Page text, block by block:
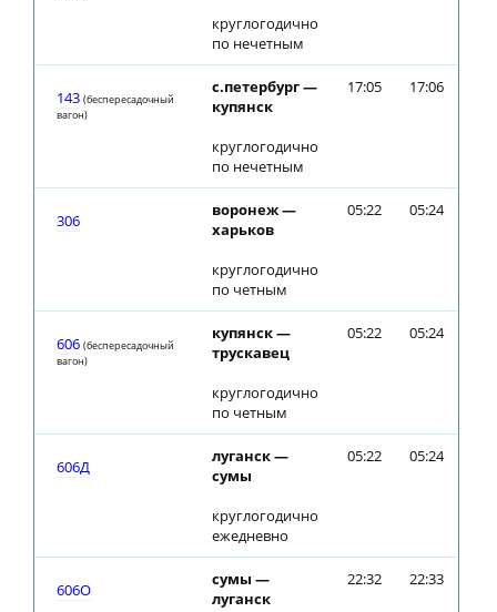
круглогодично
по нечетным
143 (беспересадочный
вагон)
с.петербург —
купянск
круглогодично
по нечетным
17:05 17:06
306
воронеж —
харьков
круглогодично
по четным
05:22 05:24
606 (беспересадочный
вагон)
купянск —
трускавец
круглогодично
по четным
05:22 05:24
606Д
луганск —
сумы
круглогодично
ежедневно
05:22 05:24
606О
сумы —
луганск
22:32 22:33